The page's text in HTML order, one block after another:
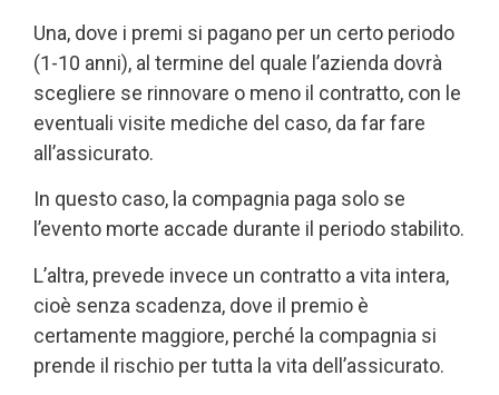
Una, dove i premi si pagano per un certo periodo
(1-10 anni), al termine del quale l’azienda dovrà
scegliere se rinnovare o meno il contratto, con le
eventuali visite mediche del caso, da far fare
all’assicurato.
In questo caso, la compagnia paga solo se
l’evento morte accade durante il periodo stabilito.
L’altra, prevede invece un contratto a vita intera,
cioè senza scadenza, dove il premio è
certamente maggiore, perché la compagnia si
prende il rischio per tutta la vita dell’assicurato.